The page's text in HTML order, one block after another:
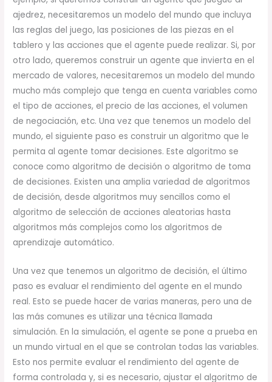
ajedrez, necesitaremos un modelo del mundo que incluya
las reglas del juego, las posiciones de las piezas en el
tablero y las acciones que el agente puede realizar. Si, por
otro lado, queremos construir un agente que invierta en el
mercado de valores, necesitaremos un modelo del mundo
mucho más complejo que tenga en cuenta variables como
el tipo de acciones, el precio de las acciones, el volumen
de negociación, etc. Una vez que tenemos un modelo del
mundo, el siguiente paso es construir un algoritmo que le
permita al agente tomar decisiones. Este algoritmo se
conoce como algoritmo de decisión o algoritmo de toma
de decisiones. Existen una amplia variedad de algoritmos
de decisión, desde algoritmos muy sencillos como el
algoritmo de selección de acciones aleatorias hasta
algoritmos más complejos como los algoritmos de
aprendizaje automático.
Una vez que tenemos un algoritmo de decisión, el último
paso es evaluar el rendimiento del agente en el mundo
real. Esto se puede hacer de varias maneras, pero una de
las más comunes es utilizar una técnica llamada
simulación. En la simulación, el agente se pone a prueba en
un mundo virtual en el que se controlan todas las variables.
Esto nos permite evaluar el rendimiento del agente de
forma controlada y, si es necesario, ajustar el algoritmo de